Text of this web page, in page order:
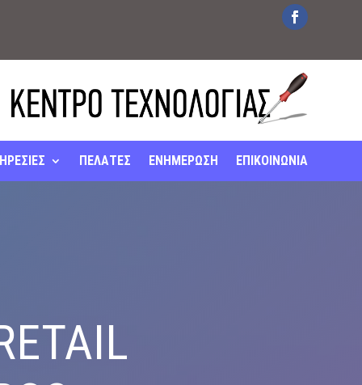
ΠΕΛΑΤΕΣ ΕΝΗΜΕΡΩΣΗ ΕΠΙΚΟΙΝΩΝΙΑ